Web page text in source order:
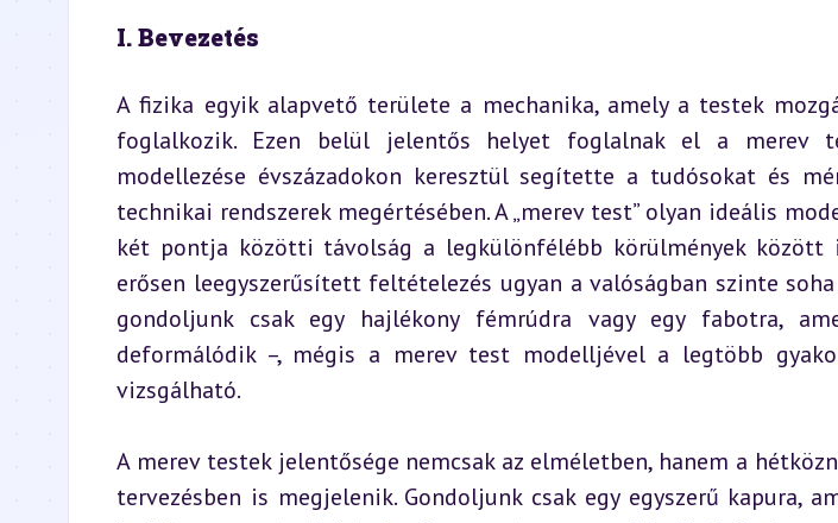
I. Bevezetés
A fizika egyik alapvető területe a mechanika, amely a testek
foglalkozik. Ezen belül jelentős helyet foglalnak el a merev
modellezése évszázadokon keresztül segítette a tudósokat és
technikai rendszerek megértésében. A „merev test” olyan ideális
két pontja közötti távolság a legkülönfélébb körülmények között
erősen leegyszerűsített feltételezés ugyan a valóságban szinte
gondoljunk csak egy hajlékony fémrúdra vagy egy fabotra,
deformálódik –, mégis a merev test modelljével a legtöbb
vizsgálható.
A merev testek jelentősége nemcsak az elméletben, hanem a
tervezésben is megjelenik. Gondoljunk csak egy egyszerű kapura,